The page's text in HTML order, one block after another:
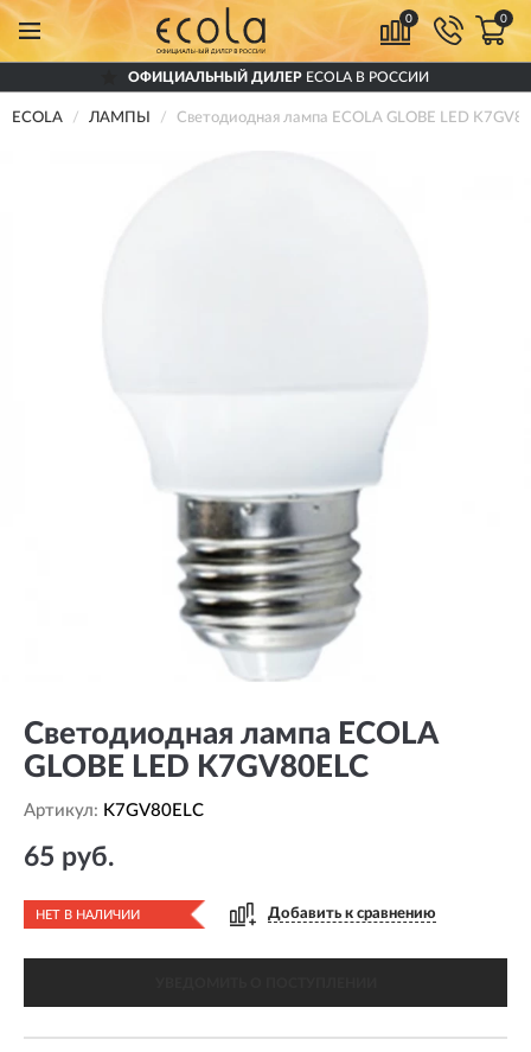
0 0
ОФИЦИАЛЬНЫЙ ДИЛЕРECOLA В РОССИИ
ECOLA ЛАМПЫ Светодиодная лампа ECOLA GLOBE LED
Светодиодная лампа ECOLA
GLOBE LED K7GV80ELC
Артикул: K7GV80ELC
65 руб.
НЕТ В НАЛИЧИИ Добавить к сравнению